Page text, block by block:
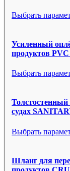
Выбрать
Усиленный
продуктов
Выбрать
судах
Выбрать
Шланг для